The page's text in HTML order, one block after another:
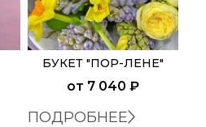
БУКЕТ "ПОР-ЛЕНЕ"
от 7 040 ₽
ПОДРОБНЕЕ